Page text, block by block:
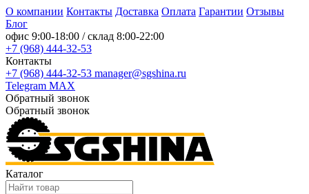
О компании Контакты Доставка Оплата Гарантии Отзывы
Блог
офис 9:00-18:00 / склад 8:00-22:00
+7 (968) 444-32-53
Контакты
+7 (968) 444-32-53 manager@sgshina.ru
Telegram MAX
Обратный звонок
Обратный звонок
Каталог